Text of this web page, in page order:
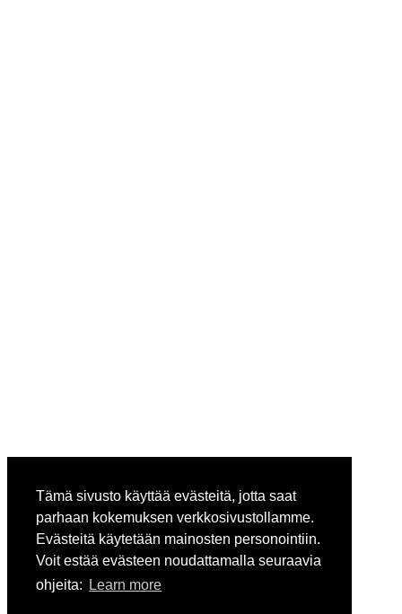
Tämä sivusto käyttää evästeitä, jotta saat
parhaan kokemuksen verkkosivustollamme.
Evästeitä käytetään mainosten personointiin.
Voit estää evästeen noudattamalla seuraavia
ohjeita:
Learn more